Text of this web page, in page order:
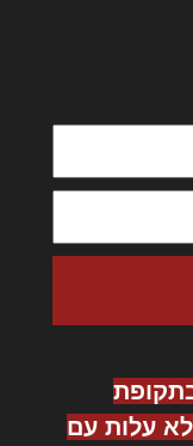
עלות עם